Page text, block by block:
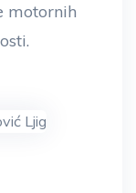
motornih